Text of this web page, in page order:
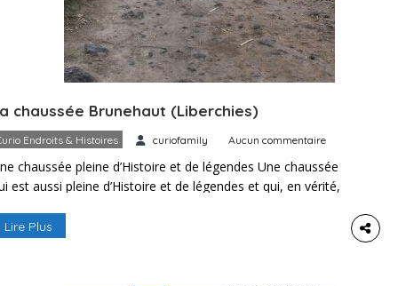
chaussée Brunehaut (Liberchies)
Endroits & Histoires curiofamily Aucun commentaire
chaussée pleine d’Histoire et de légendes Une chaussée
est aussi pleine d’Histoire et de légendes et qui, en vérité,
Il s’agissait de Bavay et de Tongres et les voies
Lire Plus